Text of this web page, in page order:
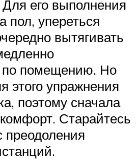
его выполнения
пол, упереться
вытягивать
помещению. Но
этого упражнения
поэтому сначала
Старайтесь
преодоления